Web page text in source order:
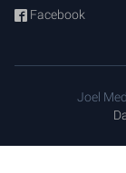
Facebook
Joel